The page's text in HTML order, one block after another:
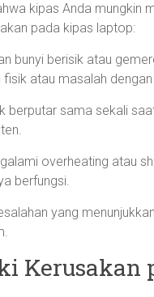
kipas Anda mungkin
pada kipas laptop:
bunyi berisik atau
atau masalah
berputar sama sekali
overheating atau
berfungsi.
yang
Kerusakan